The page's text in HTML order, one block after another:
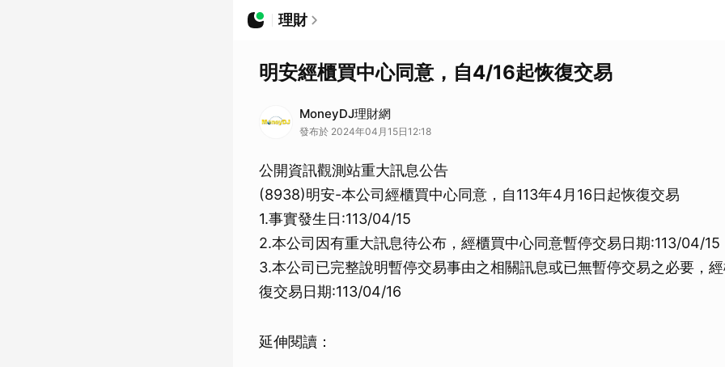
理財
明安經櫃買中心同意，自4/16起恢復交易
MoneyDJ理財網
發布於 2024年04月15日12:18
公開資訊觀測站重大訊息公告
(8938)明安-本公司經櫃買中心同意，自113年4月16日起恢復交易
1.事實發生日:113/04/15
2.本公司因有重大訊息待公布，經櫃買中心同意暫停交易日期:113/04/15
3.本公司已完整說明暫停交易事由之相關訊息或已無暫停交易之必要，
復交易日期:113/04/16
延伸閱讀：